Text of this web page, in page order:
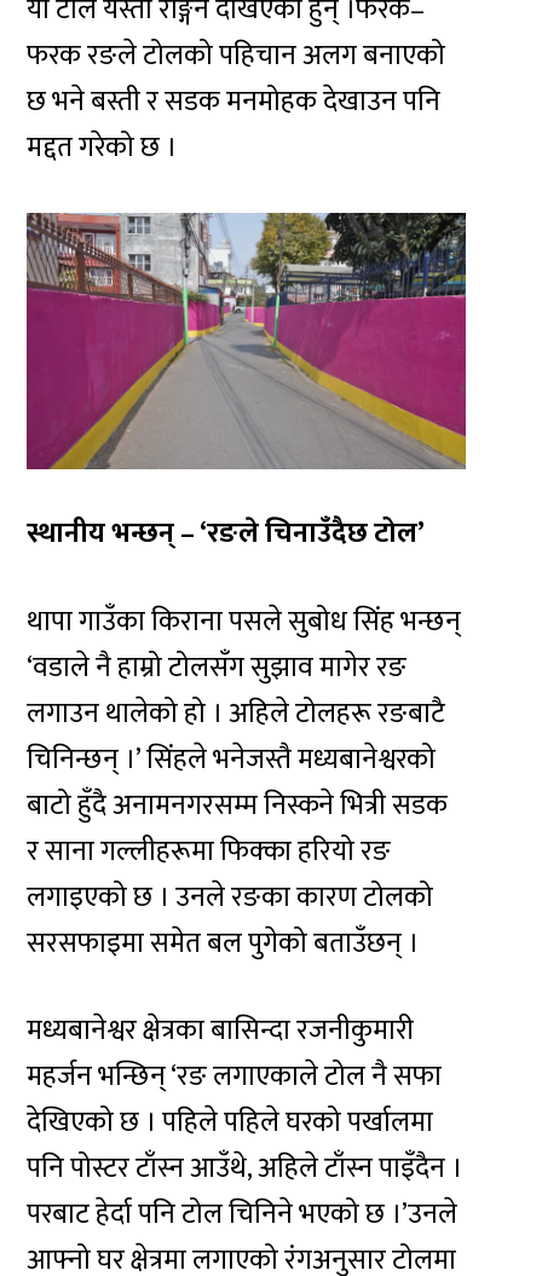
यी टोल यस्ता रङ्गिन देखिएका हुन् ।फरक–
फरक रङले टोलको पहिचान अलग बनाएको
छ भने बस्ती र सडक मनमोहक देखाउन पनि
मद्दत गरेको छ ।
स्थानीय भन्छन् – ‘रङले चिनाउँदैछ टोल’
थापा गाउँका किराना पसले सुबोध सिंह भन्छन्
‘वडाले नै हाम्रो टोलसँग सुझाव मागेर रङ
लगाउन थालेको हो । अहिले टोलहरू रङबाटै
चिनिन्छन् ।’ सिंहले भनेजस्तै मध्यबानेश्वरको
बाटो हुँदै अनामनगरसम्म निस्कने भित्री सडक
र साना गल्लीहरूमा फिक्का हरियो रङ
लगाइएको छ । उनले रङका कारण टोलको
सरसफाइमा समेत बल पुगेको बताउँछन् ।
मध्यबानेश्वर क्षेत्रका बासिन्दा रजनीकुमारी
महर्जन भन्छिन् ‘रङ लगाएकाले टोल नै सफा
देखिएको छ । पहिले पहिले घरको पर्खालमा
पनि पोस्टर टाँस्न आउँथे, अहिले टाँस्न पाइँदैन ।
परबाट हेर्दा पनि टोल चिनिने भएको छ ।’उनले
आफ्नो घर क्षेत्रमा लगाएको रंगअनुसार टोलमा